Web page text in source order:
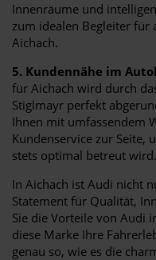
Innenräume und
zum idealen Begleiter
Aichach.
5. Kundennähe im
für Aichach wird durch
Stiglmayr perfekt
Ihnen mit umfassendem
Kundenservice zur Seite,
stets optimal betreut wird.
In Aichach ist Audi nicht
Statement für Qualität,
Sie die Vorteile von Audi
diese Marke Ihre
genau so, wie es die